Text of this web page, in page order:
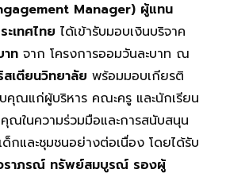
Manager) ผู้แทน
เทศไทย ได้เข้ารับมอบเงินบริจาค
ท จาก โครงการออมวันละบาท ณ
สเตียนวิทยาลัย พร้อมมอบเกียรติ
คุณแก่ผู้บริหาร คณะครู และนักเรียน
ณในความร่วมมือและการสนับสนุน
กและชุมชนอย่างต่อเนื่อง โดยได้รับ
ราภรณ์ ทรัพย์สมบูรณ์ รองผู้